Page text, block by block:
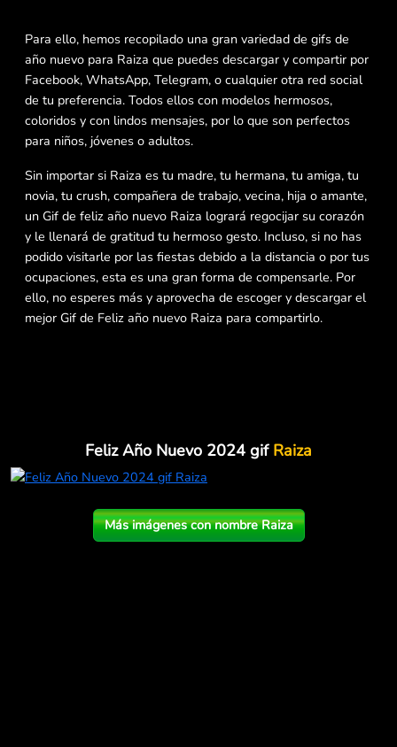
Para ello, hemos recopilado una gran variedad de gifs de
año nuevo para Raiza que puedes descargar y compartir por
Facebook, WhatsApp, Telegram, o cualquier otra red social
de tu preferencia. Todos ellos con modelos hermosos,
coloridos y con lindos mensajes, por lo que son perfectos
para niños, jóvenes o adultos.
Sin importar si Raiza es tu madre, tu hermana, tu amiga, tu
novia, tu crush, compañera de trabajo, vecina, hija o amante,
un Gif de feliz año nuevo Raiza logrará regocijar su corazón
y le llenará de gratitud tu hermoso gesto. Incluso, si no has
podido visitarle por las fiestas debido a la distancia o por tus
ocupaciones, esta es una gran forma de compensarle. Por
ello, no esperes más y aprovecha de escoger y descargar el
mejor Gif de Feliz año nuevo Raiza para compartirlo.
Feliz Año Nuevo 2024 gif Raiza
Más imágenes con nombre Raiza